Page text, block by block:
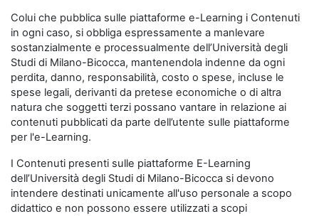
Colui che pubblica sulle piattaforme e-Learning i Contenuti
in ogni caso, si obbliga espressamente a manlevare
sostanzialmente e processualmente dell’Università degli
Studi di Milano-Bicocca, mantenendola indenne da ogni
perdita, danno, responsabilità, costo o spese, incluse le
spese legali, derivanti da pretese economiche o di altra
natura che soggetti terzi possano vantare in relazione ai
contenuti pubblicati da parte dell’utente sulle piattaforme
per l'e-Learning.
I Contenuti presenti sulle piattaforme E-Learning
dell’Università degli Studi di Milano-Bicocca si devono
intendere destinati unicamente all'uso personale a scopo
didattico e non possono essere utilizzati a scopi